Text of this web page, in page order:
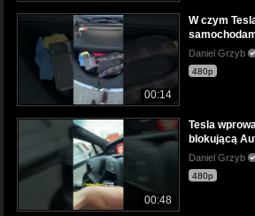
00:14
W czym
Daniel Grzyb
480p
00:48
Tesla
blokującą
Daniel Grzyb
480p